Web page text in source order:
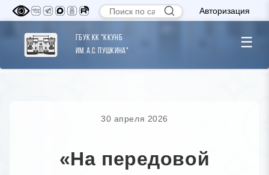
Авторизация
ГБУК КК "ККУНБ
им. А.С. Пушкина"
☰
30 апреля 2026
«На передовой